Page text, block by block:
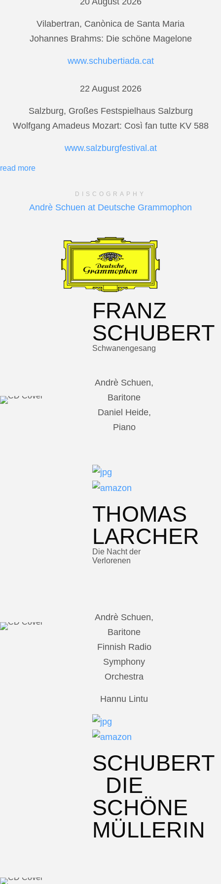
Vilabertran, Canònica de Santa Maria
Johannes Brahms: Die schöne Magelone
www.schubertiada.cat
22 August 2026
Salzburg, Großes Festspielhaus Salzburg
Wolfgang Amadeus Mozart: Così fan tutte KV 588
www.salzburgfestival.at
read more
DISCOGRAPHY
Andrè Schuen at Deutsche Grammophon
FRANZ
SCHUBERT
Schwanengesang
Andrè Schuen,
Baritone
Daniel Heide,
Piano
THOMAS
LARCHER
Die Nacht der
Verlorenen
Andrè Schuen,
Baritone
Finnish Radio
Symphony
Orchestra
Hannu Lintu
SCHUBERT
DIE
SCHÖNE
MÜLLERIN